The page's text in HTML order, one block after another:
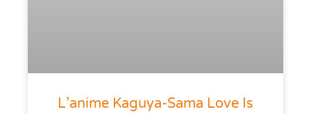
L’anime Kaguya-Sama Love Is